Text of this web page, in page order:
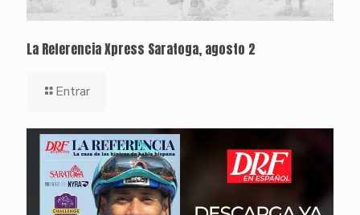
La Referencia Xpress Saratoga, agosto 2
Entrar